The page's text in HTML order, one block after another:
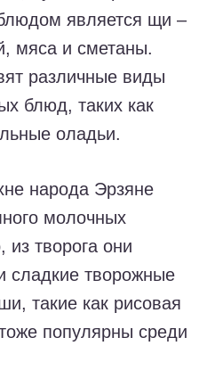
является щи –
мяса и сметаны.
различные виды
блюд, таких как
оладьи.
народа Эрзяне
молочных
из творога они
сладкие творожные
такие как рисовая
популярны среди